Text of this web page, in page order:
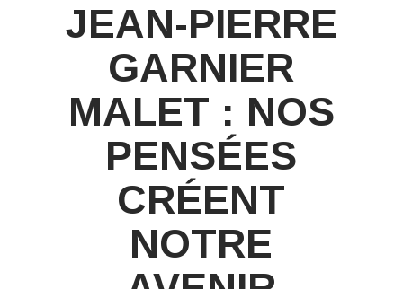
JEAN-PIERRE
GARNIER
MALET : NOS
PENSÉES
CRÉENT
NOTRE